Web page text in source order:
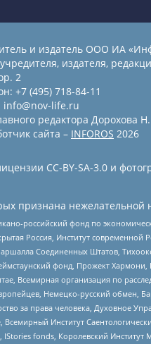
и издатель ООО ИА
издателя,
2
+7 (495) 718-84-11
info@nov-life.ru
редактора Дорохова
сайта – INFOROS 2026
CC-BY-SA-3.0 и
признана
российский фонд по
Россия, Институт
Соединенных Штатов,
фонд, Прожект
Всемирная организация по
Немецко-русский обмен,
права человека, Духовное
Институт
fonds, Королевский